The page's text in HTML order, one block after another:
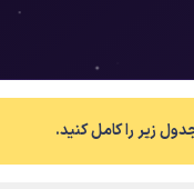
زیر را کامل کنید.